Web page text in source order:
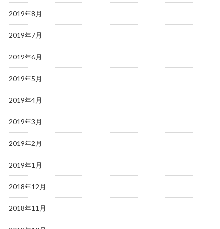
2019年8月
2019年7月
2019年6月
2019年5月
2019年4月
2019年3月
2019年2月
2019年1月
2018年12月
2018年11月